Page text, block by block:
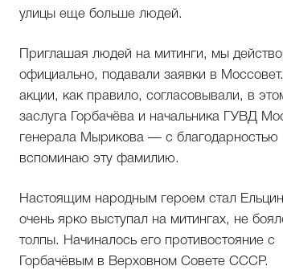
улицы еще больше людей.
Приглашая людей на митинги, мы
официально, подавали заявки в
акции, как правило, согласовывали, в
заслуга Горбачёва и начальника ГУВД
генерала Мырикова — с благодарностью
вспоминаю эту фамилию.
Настоящим народным героем стал
очень ярко выступал на митингах, не
толпы. Начиналось его противостояние с
Горбачёвым в Верховном Совете СССР.